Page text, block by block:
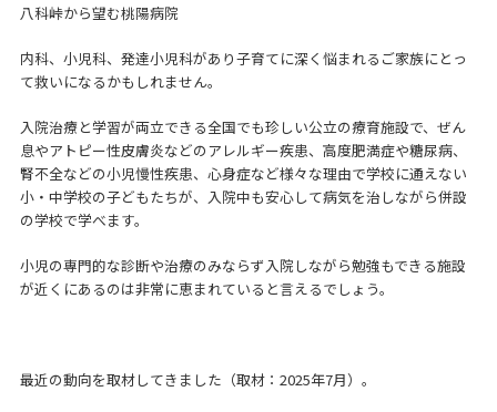
八科峠から望む桃陽病院
内科、小児科、発達小児科があり子育てに深く悩まれるご家族にとっ
て救いになるかもしれません。
入院治療と学習が両立できる全国でも珍しい公立の療育施設で、ぜん
息やアトピー性皮膚炎などのアレルギー疾患、高度肥満症や糖尿病、
腎不全などの小児慢性疾患、心身症など様々な理由で学校に通えない
小・中学校の子どもたちが、入院中も安心して病気を治しながら併設
の学校で学べます。
小児の専門的な診断や治療のみならず入院しながら勉強もできる施設
が近くにあるのは非常に恵まれていると言えるでしょう。
最近の動向を取材してきました（取材：2025年7月）。